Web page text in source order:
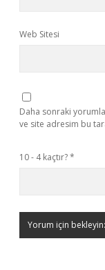
Web Sitesi
Daha sonraki
ve site adresim bu
10 - 4 kaçtır?*